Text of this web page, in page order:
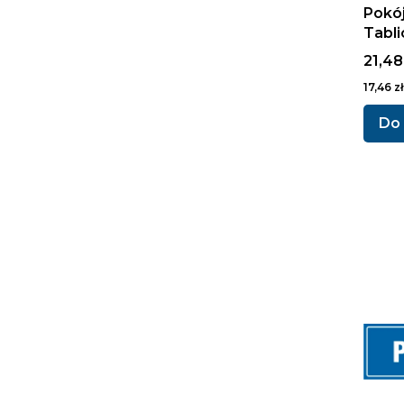
21,48
Cena
17,46 zł
Do